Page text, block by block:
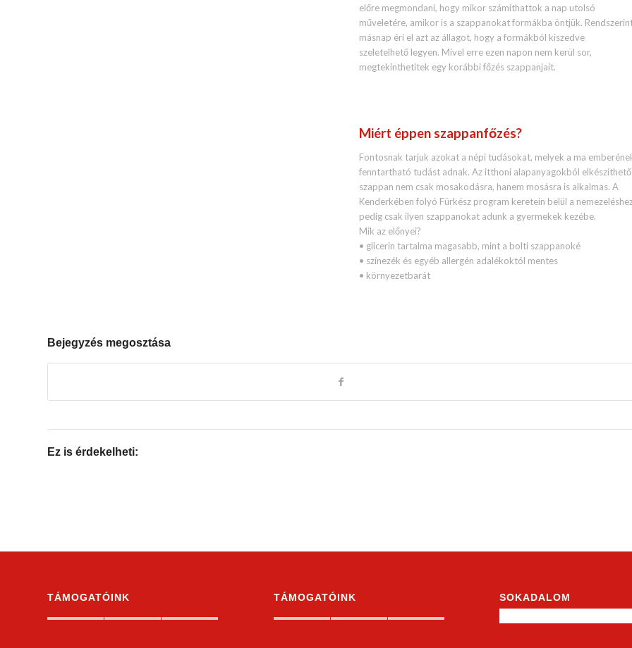
előre megmondani, hogy mikor számíthattok a nap utolsó
műveletére, amikor is a szappanokat formákba öntjük.
másnap éri el azt az állagot, hogy a formákból kiszedve
szeletelhető legyen. Mivel erre ezen napon nem kerül sor,
megtekinthetitek egy korábbi főzés szappanjait.
Miért éppen szappanfőzés?
Fontosnak tarjuk azokat a népi tudásokat, melyek a ma
fenntartható tudást adnak. Az itthoni alapanyagokból elkészíthető
szappan nem csak mosakodásra, hanem mosásra is alkalmas. A
Kenderkében folyó Fürkész program keretein belül a
pedig csak ilyen szappanokat adunk a gyermekek kezébe.
Mik az előnyei?
• glicerin tartalma magasabb, mint a bolti szappanoké
• színezék és egyéb allergén adalékoktól mentes
• környezetbarát
Bejegyzés megosztása
Ez is érdekelheti:
TÁMOGATÓINK TÁMOGATÓINK SOKADALOM